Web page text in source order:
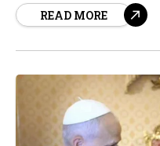
su visita a España, que
READ MORE